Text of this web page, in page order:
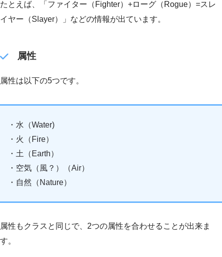
たとえば、「ファイター（Fighter）+ローグ（Rogue）=スレ
イヤー（Slayer）」などの情報が出ています。
属性
属性は以下の5つです。
・水（Water)
・火（Fire）
・土（Earth）
・空気（風？）（Air）
・自然（Nature）
属性もクラスと同じで、2つの属性を合わせることが出来ま
す。